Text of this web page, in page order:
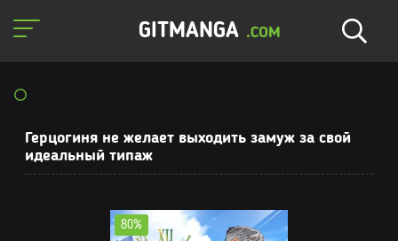
GITMANGA .COM
Герцогиня не желает выходить замуж за свой
идеальный типаж
80%